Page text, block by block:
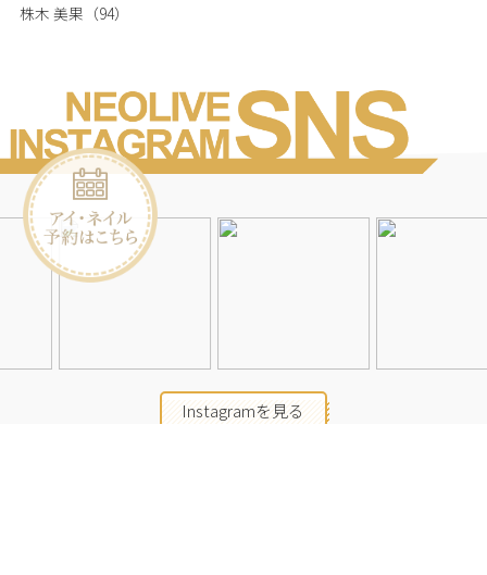
株木 美果 （94）
Instagramを見る